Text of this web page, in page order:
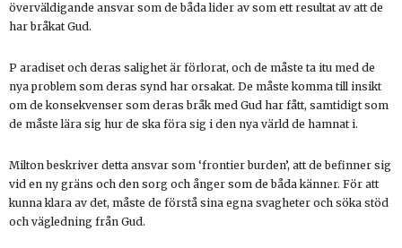
överväldigande ansvar som de båda lider av som ett resultat av att de
har bråkat Gud.
P aradiset och deras salighet är förlorat, och de måste ta itu med de
nya problem som deras synd har orsakat. De måste komma till insikt
om de konsekvenser som deras bråk med Gud har fått, samtidigt som
de måste lära sig hur de ska föra sig i den nya värld de hamnat i.
Milton beskriver detta ansvar som ‘frontier burden’, att de befinner sig
vid en ny gräns och den sorg och ånger som de båda känner. För att
kunna klara av det, måste de förstå sina egna svagheter och söka stöd
och vägledning från Gud.